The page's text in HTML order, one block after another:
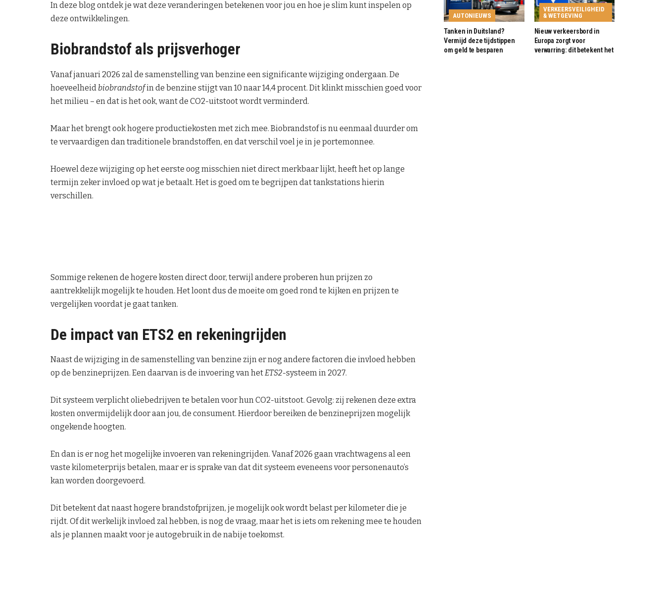
In deze blog ontdek je wat deze veranderingen betekenen voor jou en hoe je slim kunt inspelen op
deze ontwikkelingen.
Biobrandstof als prijsverhoger
Vanaf januari 2026 zal de samenstelling van benzine een significante wijziging ondergaan. De
hoeveelheid biobrandstofin de benzine stijgt van 10 naar 14,4 procent. Dit klinkt misschien goed voor
het milieu – en dat is het ook, want de CO2-uitstoot wordt verminderd.
Maar het brengt ook hogere productiekosten met zich mee. Biobrandstof is nu eenmaal duurder om
te vervaardigen dan traditionele brandstoffen, en dat verschil voel je in je portemonnee.
Hoewel deze wijziging op het eerste oog misschien niet direct merkbaar lijkt, heeft het op lange
termijn zeker invloed op wat je betaalt. Het is goed om te begrijpen dat tankstations hierin
verschillen.
Sommige rekenen de hogere kosten direct door, terwijl andere proberen hun prijzen zo
aantrekkelijk mogelijk te houden. Het loont dus de moeite om goed rond te kijken en prijzen te
vergelijken voordat je gaat tanken.
De impact van ETS2 en rekeningrijden
Naast de wijziging in de samenstelling van benzine zijn er nog andere factoren die invloed hebben
op de benzineprijzen. Een daarvan is de invoering van hetETS2-systeem in 2027.
Dit systeem verplicht oliebedrijven te betalen voor hun CO2-uitstoot. Gevolg: zij rekenen deze extra
kosten onvermijdelijk door aan jou, de consument. Hierdoor bereiken de benzineprijzen mogelijk
ongekende hoogten.
En dan is er nog het mogelijke invoeren van rekeningrijden. Vanaf 2026 gaan vrachtwagens al een
vaste kilometerprijs betalen, maar er is sprake van dat dit systeem eveneens voor personenauto’s
kan worden doorgevoerd.
Dit betekent dat naast hogere brandstofprijzen, je mogelijk ook wordt belast per kilometer die je
rijdt. Of dit werkelijk invloed zal hebben, is nog de vraag, maar het is iets om rekening mee te houden
als je plannen maakt voor je autogebruik in de nabije toekomst.
AUTONIEUWS
Tanken in Duitsland?
Vermijd deze tijdstippen
om geld te besparen
VERKEERSVEILIGHEID
& WETGEVING
Nieuw verkeersbord in
Europa zorgt voor
verwarring: dit betekent het